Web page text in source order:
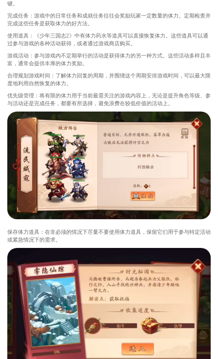
键。
完成任务：游戏中的日常任务和成就任务往往会奖励玩家一定数量的体力。定期检查并
完成这些任务是获取体力的好方法。
使用道具：《少年三国志2》中有体力药水等道具可以直接恢复体力。这些道具可以通
过参与游戏的各种活动获得，或者通过游戏商店购买。
游戏活动：参与游戏内不定期举行的活动是获得体力的另一种方式。这些活动多样且丰
富，通常会提供丰厚的体力奖励。
合理规划游戏时间：了解体力回复的周期，并围绕这个周期安排游戏时间，可以最大限
度地利用自然恢复的体力。
优先级管理：将有限的体力用于当前最需关注的游戏内容上，无论是提升角色等级、参
与活动还是完成任务，都要有所选择，避免浪费在较低价值的活动上。
保存体力道具：在非必须的情况下尽量不要使用体力道具，保留它们用于参与特定活动
或紧急情况下的需求。